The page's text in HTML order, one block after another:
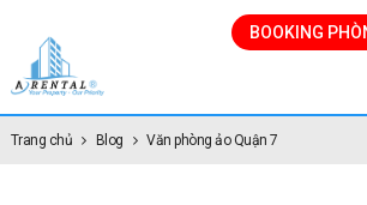
BOOKING
Trang chủ Blog Văn phòng ảo Quận 7